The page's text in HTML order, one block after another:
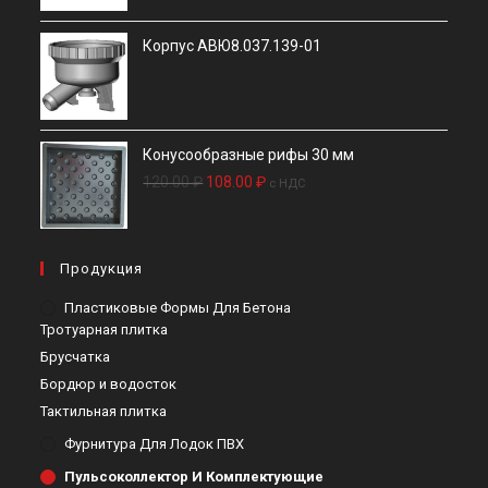
Корпус АВЮ8.037.139-01
Конусообразные рифы 30 мм
120.00₽ Первоначальная
108.00₽Текущая
c НДС
Продукция
Пластиковые Формы Для Бетона
Тротуарная плитка
Брусчатка
Бордюр и водосток
Тактильная плитка
Фурнитура Для Лодок ПВХ
Пульсоколлектор И Комплектующие